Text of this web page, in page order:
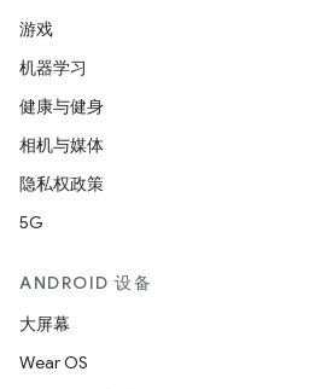
游戏
机器学习
健康与健身
相机与媒体
隐私权政策
5G
ANDROID 设备
大屏幕
Wear OS